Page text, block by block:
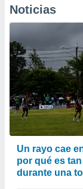
Noticias
Un rayo cae
por qué es
durante una